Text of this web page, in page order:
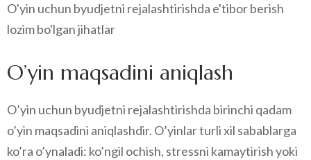
O'yin uchun byudjetni rejalashtirishda e'tibor berish
lozim bo'lgan jihatlar
O’yin maqsadini aniqlash
O’yin uchun byudjetni rejalashtirishda birinchi qadam
o’yin maqsadini aniqlashdir. O’yinlar turli xil sabablarga
ko’ra o’ynaladi: ko’ngil ochish, stressni kamaytirish yoki